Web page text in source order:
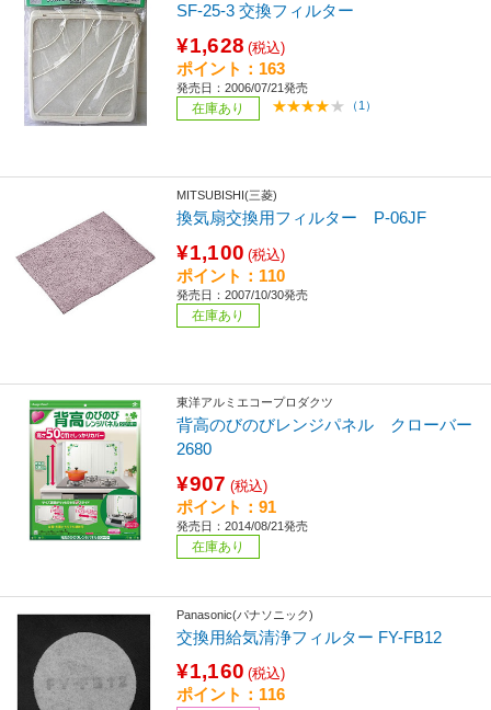
SF-25-3 交換フィルター
¥1,628 (税込)
ポイント：163
発売日：2006/07/21発売
在庫あり （1）
MITSUBISHI(三菱)
換気扇交換用フィルター P-06JF
¥1,100 (税込)
ポイント：110
発売日：2007/10/30発売
在庫あり
東洋アルミエコープロダクツ
背高のびのびレンジパネル クローバー
2680
¥907 (税込)
ポイント：91
発売日：2014/08/21発売
在庫あり
Panasonic(パナソニック)
交換用給気清浄フィルター FY-FB12
¥1,160 (税込)
ポイント：116